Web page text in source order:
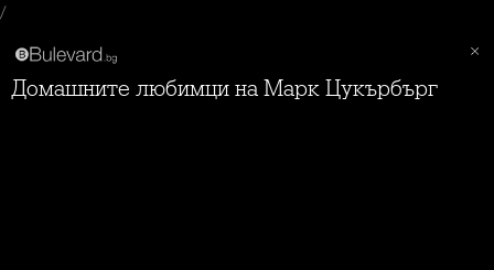
/
Домашните любимци на Марк Цукърбърг